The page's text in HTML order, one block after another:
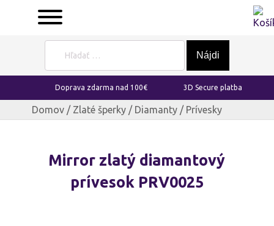
Doprava zdarma nad 100€ 3D Secure platba
Domov / Zlaté šperky / Diamanty / Prívesky
Mirror zlatý diamantový
prívesok PRV0025